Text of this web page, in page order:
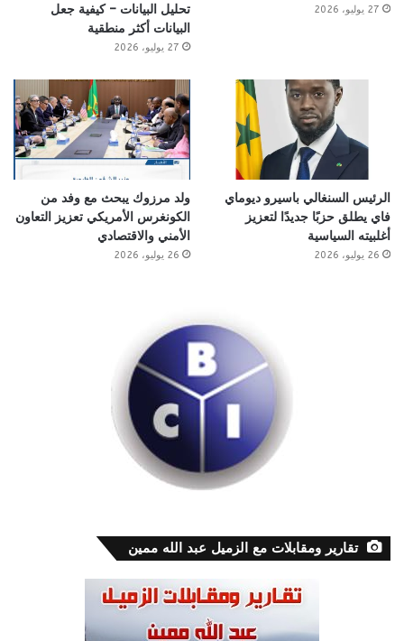
27 يوليو، 2026
تحليل البيانات – كيفية جعل
البيانات أكثر منطقية
27 يوليو، 2026
الرئيس السنغالي باسيرو ديوماي
فاي يطلق حزبًا جديدًا لتعزيز
أغلبيته السياسية
26 يوليو، 2026
ولد مرزوك يبحث مع وفد من
الكونغرس الأمريكي تعزيز التعاون
الأمني والاقتصادي
26 يوليو، 2026
تقارير ومقابلات مع الزميل عبد الله ممين